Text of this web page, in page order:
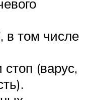
в том числе
(варус,